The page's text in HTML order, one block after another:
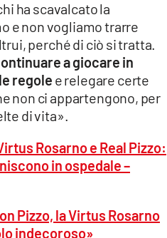
ha scavalcato la
e non vogliamo trarre
perché di ciò si tratta.
a giocare in
regole e relegare certe
non ci appartengono, per
di vita».
Rosarno e Real Pizzo:
in ospedale –
Pizzo, la Virtus Rosarno
indecoroso»